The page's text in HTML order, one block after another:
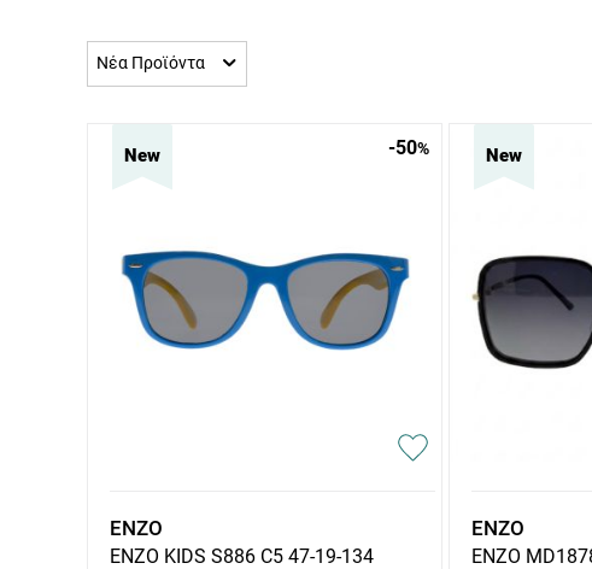
Νέα Προϊόντα
New -50%
ENZO
ENZO KIDS S886 C5 47-19-134
New
ENZO
ENZO